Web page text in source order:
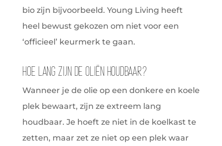
bio zijn bijvoorbeeld. Young Living heeft
heel bewust gekozen om niet voor een
‘officieel’ keurmerk te gaan.
Hoe lang zijn de oliën houdbaar?
Wanneer je de olie op een donkere en koele
plek bewaart, zijn ze extreem lang
houdbaar. Je hoeft ze niet in de koelkast te
zetten, maar zet ze niet op een plek waar